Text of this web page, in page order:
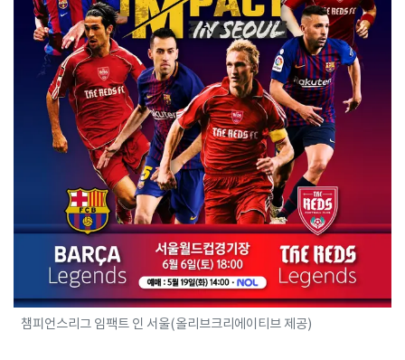
챔피언스리그 임팩트 인 서울(올리브크리에이티브 제공)